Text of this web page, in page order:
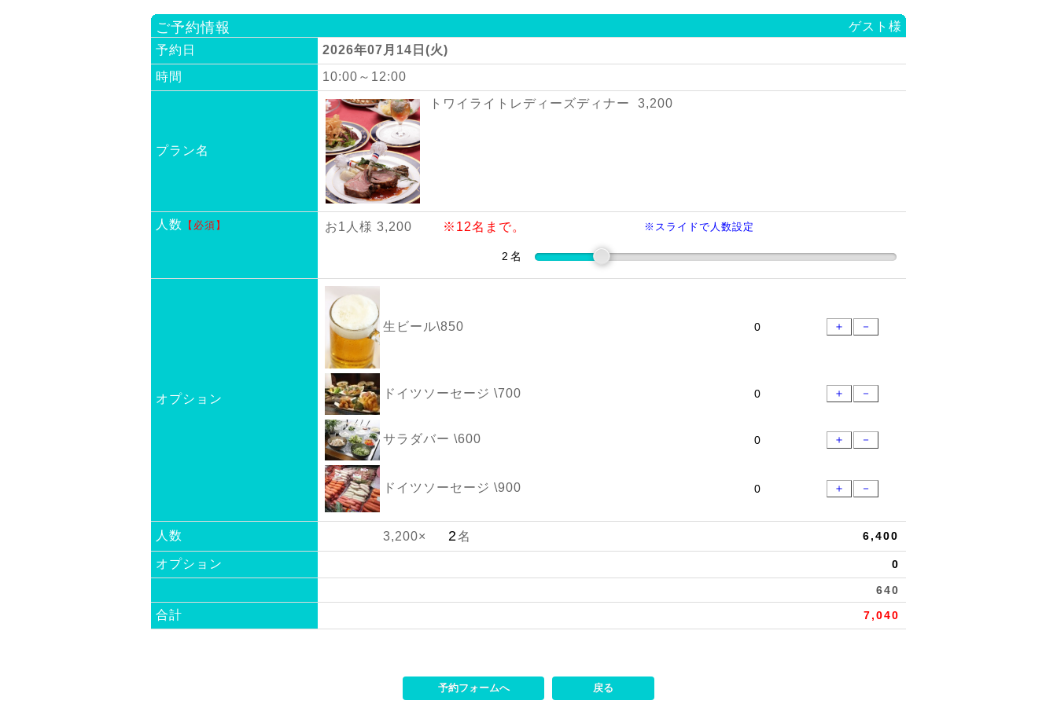
ご予約情報
ゲスト様
予約日
2026年07月14日(火)
時間
10:00～12:00
プラン名
トワイライトレディーズディナー 3,200
人数 【必須】 お1人様 3,200 ※12名まで。 ※スライドで人数設定
オプション
生ビール\850 ＋ －
ドイツソーセージ \700 ＋ －
サラダバー \600 ＋ －
ドイツソーセージ \900 ＋ －
人数 3,200× 名
オプション
合計